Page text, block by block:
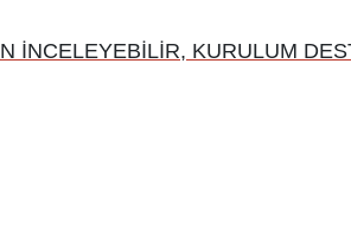
İNCELEYEBİLİR, KURULUM